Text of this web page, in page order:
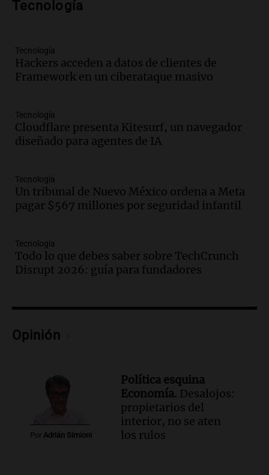
Audio.Siniestro vial en Salta: una mujer
Panorama Federal
Episodios
Audio.Docentes de Jujuy enfrentan
descuentos de hasta 700.000 pesos en
sindicato
Panorama Federal
Episodios
Audio.La justicia reconoce el COVID
docente fallecido en 2021
Panorama Federal
Episodios
circunvalación Oeste
Panorama Federal
Episodios
como enfermedad laboral tras el
Panorama Federal
Santa Fe: se trataría de un hombre
desaparecido mientras practicaba
kitesurf
Episodios
Audio.Solans Hoteles es patrocinante
Tecnología
Tecnología
Hackers acceden a datos de clientes de
Framework en un ciberataque masivo
Tecnología
Cloudflare presenta Kitesurf, un navegador
diseñado para agentes de IA
Tecnología
Un tribunal de Nuevo México ordena a Meta
pagar $567 millones por seguridad infantil
Tecnología
Todo lo que debes saber sobre TechCrunch
Disrupt 2026: guía para fundadores
Opinión
Por Adrián Simioni
Política esquina
Economía. Desalojos:
propietarios del
interior, no se aten
los rulos